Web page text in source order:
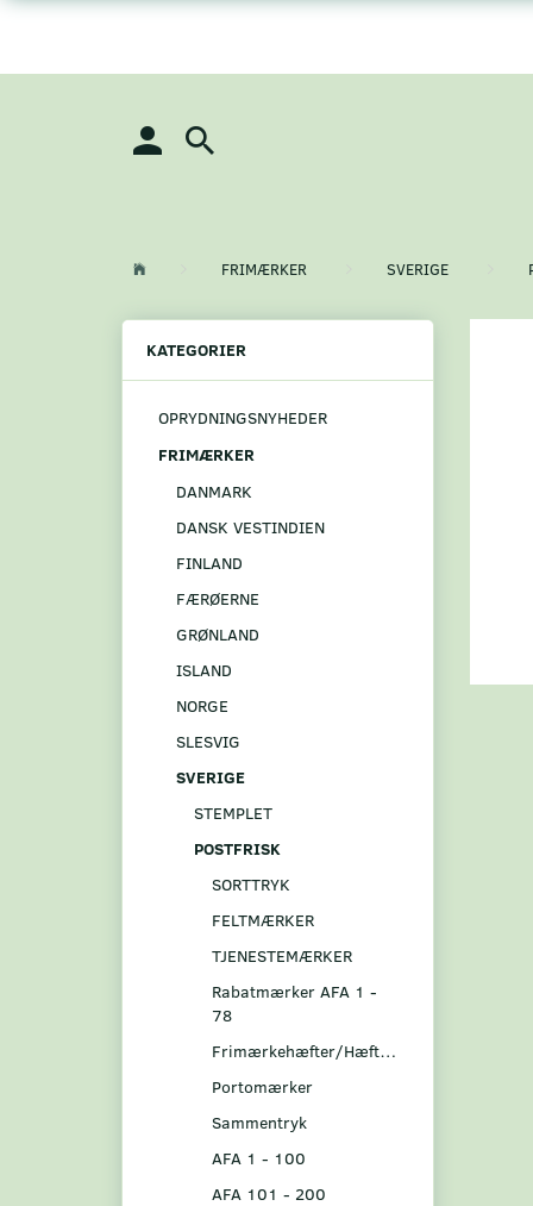
FRIMÆRKER SVERIGE
KATEGORIER
OPRYDNINGSNYHEDER
FRIMÆRKER
DANMARK
DANSK VESTINDIEN
FINLAND
FÆRØERNE
GRØNLAND
ISLAND
NORGE
SLESVIG
SVERIGE
STEMPLET
POSTFRISK
SORTTRYK
FELTMÆRKER
TJENESTEMÆRKER
Rabatmærker AFA 1 -
78
Frimærkehæfter/Hæftesammentryk
Portomærker
Sammentryk
AFA 1 - 100
AFA 101 - 200